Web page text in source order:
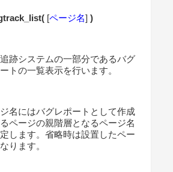
[ページ名])
跡システムの一部分であるバグ
トの一覧表示を行います。
名にはバグレポートとして作成
ページの親階層となるページ名
します。省略時は設置したペー
ります。